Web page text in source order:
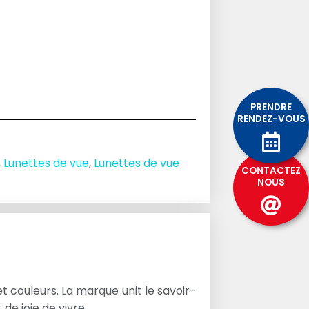
Lunettes de vue, Lunettes de vue
couleurs. La marque unit le savoir-
PRENDRE
RENDEZ-VOUS
CONTACTEZ
NOUS